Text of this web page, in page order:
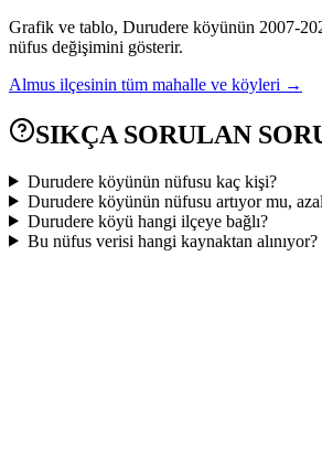
Grafik ve tablo, Durudere köyünün 2007-
nüfus değişimini gösterir.
Almus ilçesinin tüm mahalle ve köyleri →
SIKÇA SORULAN
Durudere köyünün nüfusu kaç kişi?
Durudere köyünün nüfusu artıyor mu,
Durudere köyü hangi ilçeye bağlı?
Bu nüfus verisi hangi kaynaktan alınıyor?